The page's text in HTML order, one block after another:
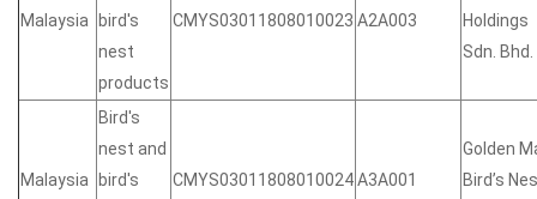
Malaysia
bird's
nest
products
CMYS03011808010023 A2A003
Holdings
Sdn. Bhd.
Malaysia
Bird's
nest and
bird's
CMYS03011808010024A3A001
Golden
Bird’s